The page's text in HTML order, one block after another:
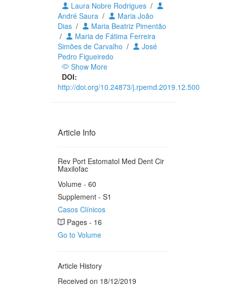
Laura Nobre Rodrigues /
André Saura /
Maria João
Dias /
Maria Beatriz Pimentão
/
Maria de Fátima Ferreira
Simões de Carvalho /
José
Pedro Figueiredo
Show More
DOI:
http://doi.org/10.24873/j.rpemd.2019.12.500
Article Info
Rev Port Estomatol Med Dent Cir
Maxilofac
Volume - 60
Supplement - S1
Casos Clínicos
Pages - 16
Go to Volume
Article History
Received on 18/12/2019